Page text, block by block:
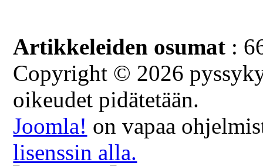
Artikkeleiden osumat :
Copyright © 2026
oikeudet pidätetään.
Joomla! on vapaa
lisenssin alla.